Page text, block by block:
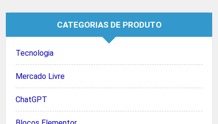
CATEGORIAS DE PRODUTO
Tecnologia
Mercado Livre
ChatGPT